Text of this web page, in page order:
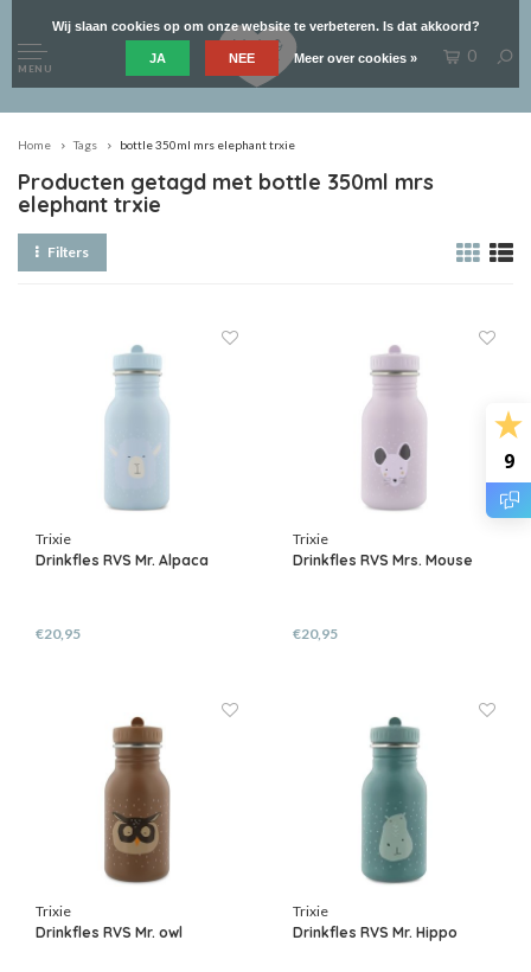
9
MENU
0
Home Tags bottle 350ml mrs elephant trxie
Producten getagd met bottle 350ml mrs
elephant trxie
Filters
Trixie
Drinkfles RVS Mr. Alpaca
€20,95
Trixie
Drinkfles RVS Mrs. Mouse
€20,95
Trixie
Drinkfles RVS Mr. owl
Trixie
Drinkfles RVS Mr. Hippo
Wij slaan cookies op om onze website te verbeteren. Is dat akkoord?
JA NEE Meer over cookies »